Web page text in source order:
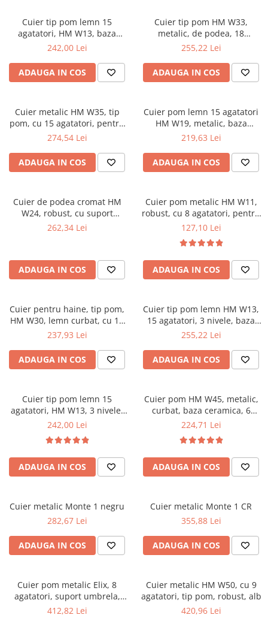
Saltele cu arcuri impachetate
individual
Saltele Memory Pocket
Saltele Memory Foam
Saltele Memory Pocket
Saltele cu spuma
Saltele cu spuma
Saltele Latex
Saltele 140x200
Saltele 160x200
Saltele 180x200
Top saltele 5 cm
Top saltele MemoHR 6.5 cm
Saltele ieftine
Saltele cu plasa de arcuri
Saltele cu spuma
Paturi
Seturi de pat si saltea
Masute de toaleta
Mobilier living
Mobila living
Comode living
Set mese plus scaune
Mobilier birou
Etajere Birou
Dulap birou
Scaune pentru vizitatori
Scaune manager
Mese bucatarie
Scaune pentru bucatarie
Seturi mese si scaune bucatarie
Mobila hol
Suporturi si rafturi pantofi
Portmantouri
Pantofare
Seturi mobilier hol
Stender haine
Etajere
Mobilier gradinita
Mese gradinita
Set mese si scaune gradinita
Mobilier copii
Mobila camera copii
Scaune birou
Scaune profesionale
Scaune birou copii
Scaune gradinita
Scaune conferinta
Cuier tip pom lemn 15
agatatori, HM W13, baza
ceramica, fag
242,00 Lei
ADAUGA IN COS
Cuier tip pom HM W33,
metalic, de podea, 18
agatatori, negru
255,22 Lei
ADAUGA IN COS
Cuier metalic HM W35, tip
pom, cu 15 agatatori, pentru
hol, salon, negru
274,54 Lei
ADAUGA IN COS
Cuier pom lemn 15 agatatori
HM W19, metalic, baza
ceramica, suport umbrela,
219,63 Lei
ADAUGA IN COS
Cuier de podea cromat HM
W24, robust, cu suport
umbrela, 10 agatatori,
262,34 Lei
ADAUGA IN COS
Cuier pom metalic HM W11,
robust, cu 8 agatatori, pentru
hol, salon, sala asteptare,
127,10 Lei
ADAUGA IN COS
Cuier pentru haine, tip pom,
HM W30, lemn curbat, cu 12
agatatori, suport umbrela, fag
237,93 Lei
ADAUGA IN COS
Cuier tip pom lemn HM W13,
15 agatatori, 3 nivele, baza
ceramica, alb
255,22 Lei
ADAUGA IN COS
Cuier tip pom lemn 15
agatatori, HM W13, 3 nivele,
imbracaminte si accesorii,
242,00 Lei
ADAUGA IN COS
Cuier pom HM W45, metalic,
curbat, baza ceramica, 6
agatatori, bumbi lemn, negru
224,71 Lei
ADAUGA IN COS
Cuier metalic Monte 1 negru
282,67 Lei
ADAUGA IN COS
Cuier metalic Monte 1 CR
355,88 Lei
ADAUGA IN COS
Cuier pom metalic Elix, 8
agatatori, suport umbrela,
argintiu
412,82 Lei
Cuier metalic HM W50, cu 9
agatatori, tip pom, robust, alb
420,96 Lei